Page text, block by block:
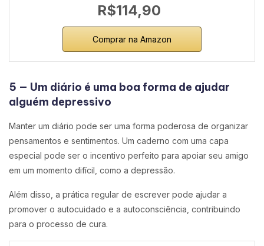
R$114,90
Comprar na Amazon
5 — Um diário é uma boa forma de ajudar
alguém depressivo
Manter um diário pode ser uma forma poderosa de organizar
pensamentos e sentimentos. Um caderno com uma capa
especial pode ser o incentivo perfeito para apoiar seu amigo
em um momento difícil, como a depressão.
Além disso, a prática regular de escrever pode ajudar a
promover o autocuidado e a autoconsciência, contribuindo
para o processo de cura.